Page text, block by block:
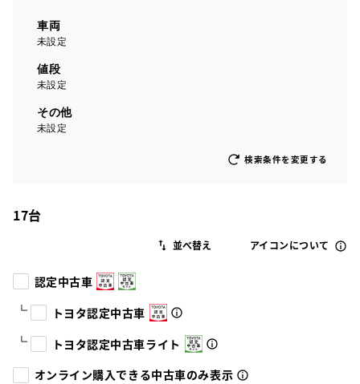
車両
未設定
値段
未設定
その他
未設定
検索条件を変更する
17台
アイコンについて
認定中古車
トヨタ認定中古車
トヨタ認定中古車ライト
オンライン購入できる中古車のみ表示